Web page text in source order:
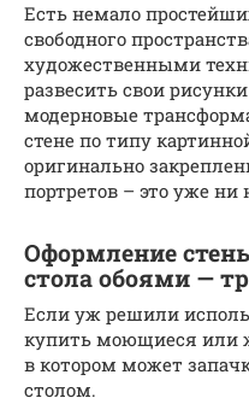
Есть немало
свободного
художественными
развесить свои
модерновые
стене по типу
оригинально
портретов – это уже ни
Оформление
стола обоями —
Если уж решили
купить моющиеся или
в котором может
столом.